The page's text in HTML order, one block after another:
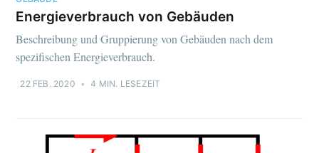
Energieverbrauch von Gebäuden
Beschreibung und Gruppierung von Gebäuden nach dem
spezifischen Energieverbrauch.
22 FEB. 2020 • 4 MIN. LESEZEIT